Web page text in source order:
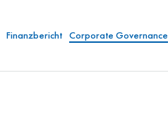
Finanzbericht Corporate Governance